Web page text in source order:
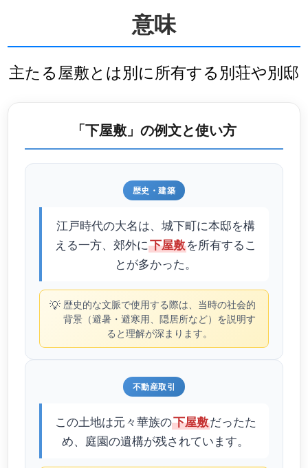
意味
主たる屋敷とは別に所有する別荘や別邸
「下屋敷」の例文と使い方
歴史・建築
江戸時代の大名は、城下町に本邸を構
える一方、郊外に下屋敷を所有するこ
とが多かった。
💡 歴史的な文脈で使用する際は、当時の社会的
背景（避暑・避寒用、隠居所など）を説明す
ると理解が深まります。
不動産取引
この土地は元々華族の下屋敷だったた
め、庭園の遺構が残されています。